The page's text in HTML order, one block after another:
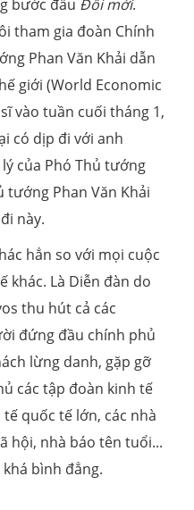
bước đầu Đổi mới.
tham gia đoàn Chính
Phan Văn Khải dẫn
giới (World Economic
vào tuần cuối tháng 1,
có dịp đi với anh
của Phó Thủ tướng
tướng Phan Văn Khải
này.
hẳn so với mọi cuộc
khác. Là Diễn đàn do
thu hút cả các
đứng đầu chính phủ
lừng danh, gặp gỡ
các tập đoàn kinh tế
quốc tế lớn, các nhà
hội, nhà báo tên tuổi...
bình đẳng.